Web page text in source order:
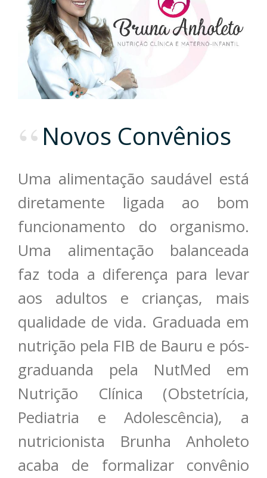
Novos Convênios
Uma alimentação saudável está
diretamente ligada ao bom
funcionamento do organismo.
Uma alimentação balanceada
faz toda a diferença para levar
aos adultos e crianças, mais
qualidade de vida. Graduada em
nutrição pela FIB de Bauru e pós-
graduanda pela NutMed em
Nutrição Clínica (Obstetrícia,
Pediatria e Adolescência), a
nutricionista Brunha Anholeto
acaba de formalizar convênio